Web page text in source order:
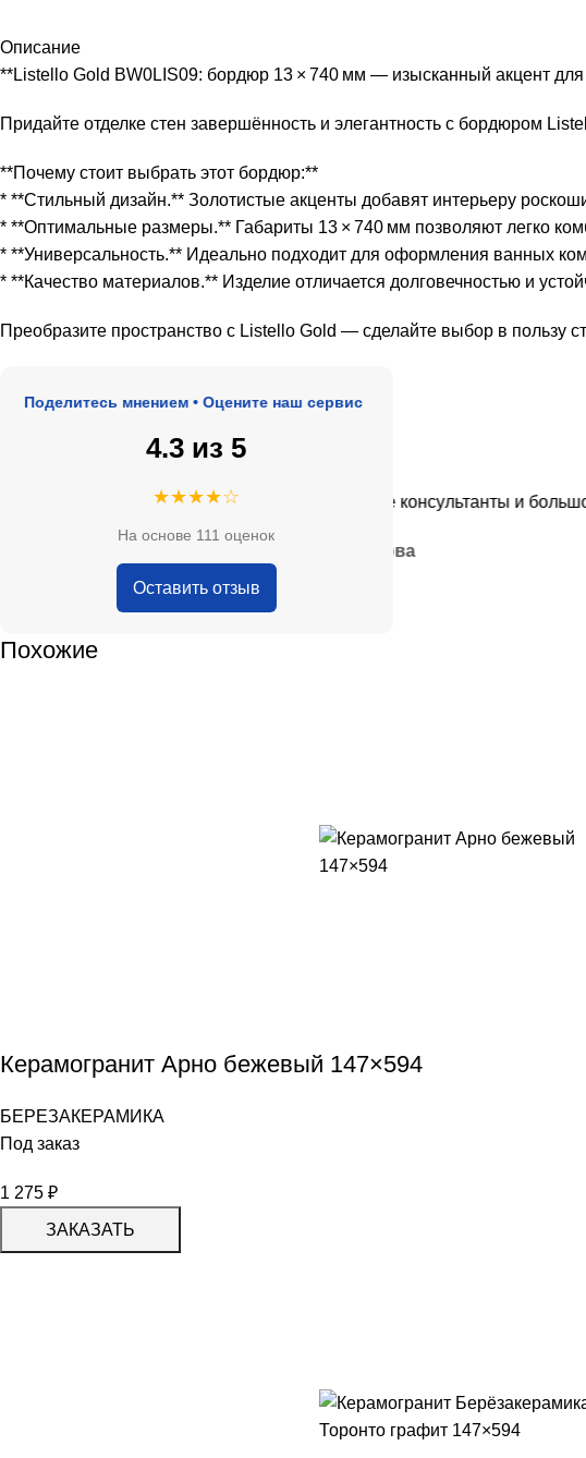
Описание
**Listello Gold BW0LIS09: бордюр 13 × 740 мм — изысканный акцент
Придайте отделке стен завершённость и элегантность с бордюром
**Почему стоит выбрать этот бордюр:**
* **Стильный дизайн.** Золотистые акценты добавят интерьеру
* **Оптимальные размеры.** Габариты 13 × 740 мм позволяют легко
* **Универсальность.** Идеально подходит для оформления ванных
* **Качество материалов.** Изделие отличается долговечностью и
Преобразите пространство с Listello Gold — сделайте выбор в пользу
мнением • Оцените наш сервис
4.3 из 5
★★★★☆
На основе 111 оценок
Оставить отзыв
адекватные цены.
★★★★★
Очень приятные консультанты и большой
Похожие
Керамогранит Арно бежевый 147×594
БЕРЕЗАКЕРАМИКА
Под заказ
1 275 ₽
ЗАКАЗАТЬ